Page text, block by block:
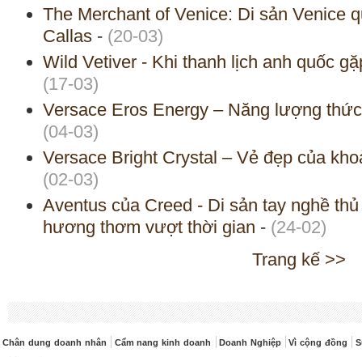
The Merchant of Venice: Di sản Venice
Callas - (20-03)
Wild Vetiver - Khi thanh lịch anh quốc
(17-03)
Versace Eros Energy – Năng lượng
(04-03)
Versace Bright Crystal – Vẻ đẹp của
(02-03)
Aventus của Creed - Di sản tay nghề
hương thơm vượt thời gian - (24-02)
Trang kế >>
Chân dung doanh nhân Cẩm nang kinh doanh Doanh Nghiệp Vì cộng đồng